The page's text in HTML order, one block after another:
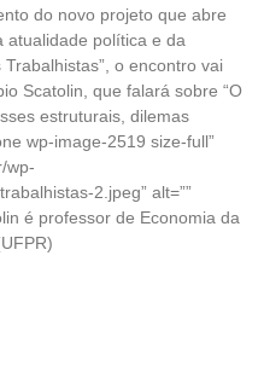
do novo projeto que abre
atualidade política e da
o encontro vai
Scatolin, que falará sobre “O
estruturais, dilemas
wp-image-2519 size-full”
wp-
2.jpeg” alt=””
é professor de Economia da